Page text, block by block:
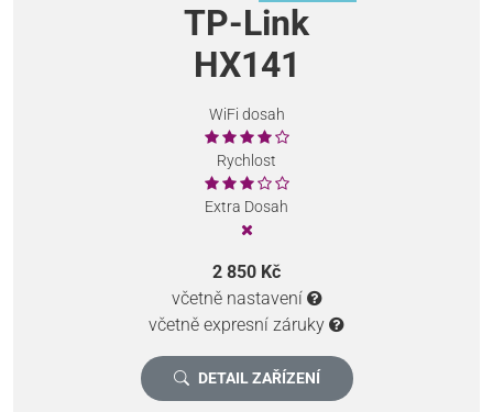
TP-Link
HX141
WiFi dosah
Rychlost
Extra Dosah
2 850 Kč
včetně nastavení
včetně expresní záruky
DETAIL ZAŘÍZENÍ